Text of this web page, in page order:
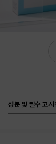
시
성분 및 필수 고